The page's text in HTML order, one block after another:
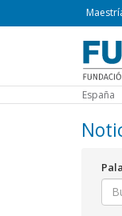
Maestría
España